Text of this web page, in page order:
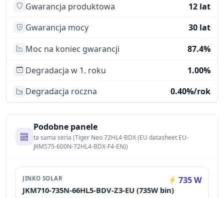
Gwarancja produktowa
12 lat
Gwarancja mocy
30 lat
Moc na koniec gwarancji
87.4%
Degradacja w 1. roku
1.00%
Degradacja roczna
0.40%/rok
Podobne panele
ta sama seria (Tiger Neo 72HL4-BDX (EU datasheet EU-
JKM575-600N-72HL4-BDX-F4-EN))
JINKO SOLAR 735 W
JKM710-735N-66HL5-BDV-Z3-EU (735W bin)